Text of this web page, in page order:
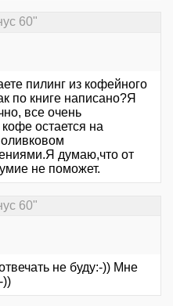
60"
пилинг из кофейного
по книге написано?Я
все очень
остается на
думаю,что от
не поможет.
60"
не буду:-)) Мне
))